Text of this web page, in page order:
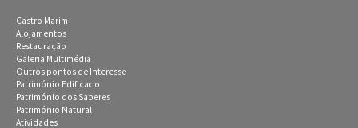
Castro Marim
Alojamentos
Restauração
Galeria Multimédia
Outros pontos de Interesse
Património Edificado
Património dos Saberes
Património Natural
Atividades